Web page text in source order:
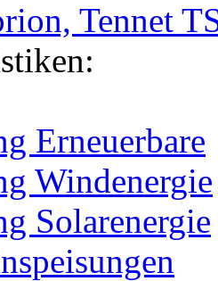
Tennet
Erneuerbare
Windenergie
Solarenergie